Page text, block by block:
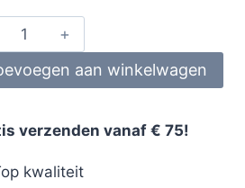
aan winkelwagen
verzenden vanaf € 75!
kwaliteit